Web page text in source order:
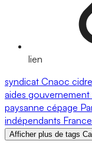
lien
syndicat Cnaoc cidre
aides gouvernement
paysanne cépage
indépendants France
Afficher plus de tags